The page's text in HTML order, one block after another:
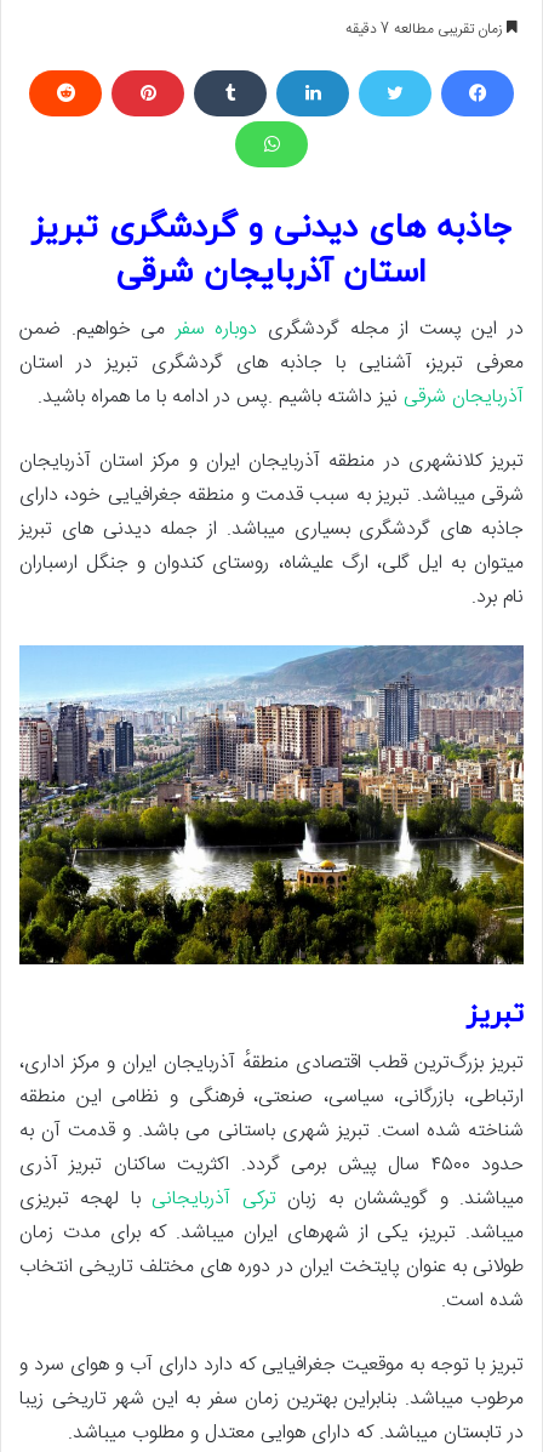
زمان تقریبی مطالعه 7 دقیقه
جاذبه های دیدنی و گردشگری تبریز
استان آذربایجان شرقی
در این پست از مجله گردشگری دوباره سفرمی خواهیم. ضمن
معرفی تبریز، آشنایی با جاذبه های گردشگری تبریز در استان
آذربایجان شرقی نیز داشته باشیم .پس در ادامه با ما همراه باشید.
تبریز کلانشهری در منطقه آذربایجان ایران و مرکز استان آذربایجان
شرقی میباشد. تبریز به سبب قدمت و منطقه جغرافیایی خود، دارای
جاذبه های گردشگری بسیاری میباشد. از جمله دیدنی های تبریز
میتوان به ایل گلی، ارگ علیشاه، روستای کندوان و جنگل ارسباران
نام برد.
تبریز
تبریز بزرگ‌ترین قطب اقتصادی منطقهٔ آذربایجان ایران و مرکز اداری،
ارتباطی، بازرگانی، سیاسی، صنعتی، فرهنگی و نظامی این منطقه
شناخته شده است. تبریز شهری باستانی می باشد. و قدمت آن به
حدود ۴۵۰۰ سال پیش برمی گردد. اکثریت ساکنان تبریز آذری
میباشند. و گویششان به زبانترکی آذربایجانی با لهجه تبریزی
میباشد. تبریز، یکی از شهرهای ایران میباشد. که برای مدت زمان
طولانی به عنوان پایتخت ایران در دوره های مختلف تاریخی انتخاب
شده است.
تبریز با توجه به موقعیت جغرافیایی که دارد دارای آب و هوای سرد و
مرطوب میباشد. بنابراین بهترین زمان سفر به این شهر تاریخی زیبا
در تابستان میباشد. که دارای هوایی معتدل و مطلوب میباشد.